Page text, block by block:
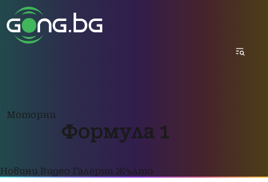
Моторни
Формула 1
Новини Видео Галерии Жълто